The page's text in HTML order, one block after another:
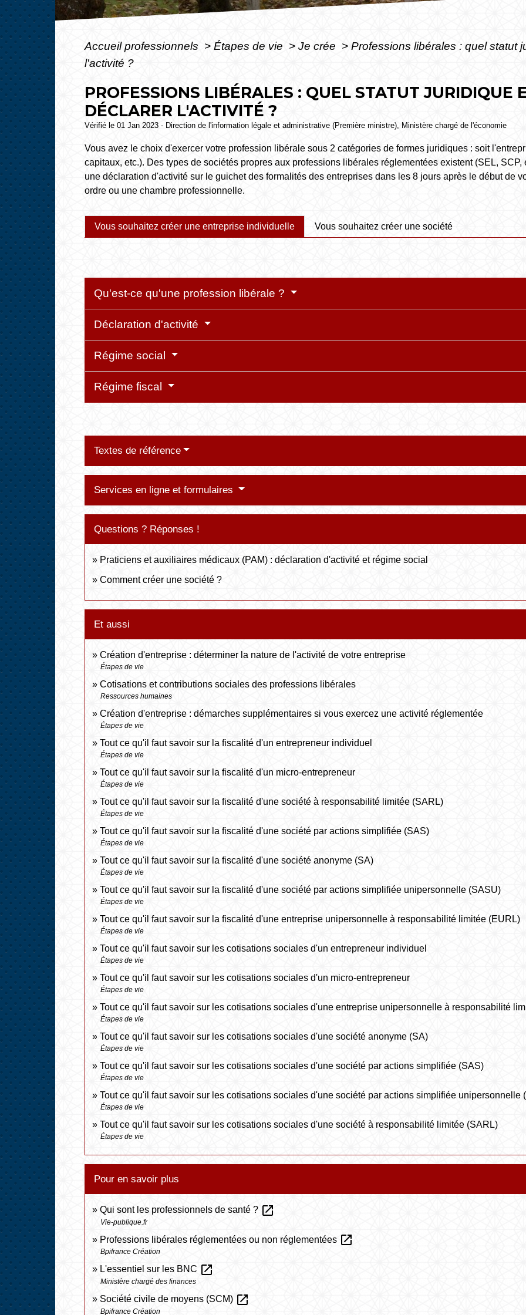
Accueil professionnels > Étapes de vie > Je crée > Professions libérales : quel statut
l'activité ?
PROFESSIONS LIBÉRALES : QUEL STATUT JURIDIQUE
DÉCLARER L'ACTIVITÉ ?
Vérifié le 01 Jan 2023 - Direction de l'information légale et administrative (Première ministre), Ministère chargé de l'économie
Vous avez le choix d'exercer votre profession libérale sous 2 catégories de formes juridiques : soit
capitaux, etc.). Des types de sociétés propres aux professions libérales réglementées existent (SEL,
une déclaration d'activité sur le guichet des formalités des entreprises dans les 8 jours après le début de
ordre ou une chambre professionnelle.
Vous souhaitez créer une entreprise individuelle Vous souhaitez créer une société
Qu'est-ce qu'une profession libérale ?
Déclaration d'activité
Régime social
Régime fiscal
Textes de référence
Services en ligne et formulaires
Questions ? Réponses !
Praticiens et auxiliaires médicaux (PAM) : déclaration d'activité et régime social
Comment créer une société ?
Et aussi
Création d'entreprise : déterminer la nature de l'activité de votre entreprise
Étapes de vie
Cotisations et contributions sociales des professions libérales
Ressources humaines
Création d'entreprise : démarches supplémentaires si vous exercez une activité réglementée
Étapes de vie
Tout ce qu'il faut savoir sur la fiscalité d'un entrepreneur individuel
Étapes de vie
Tout ce qu'il faut savoir sur la fiscalité d'un micro-entrepreneur
Étapes de vie
Tout ce qu'il faut savoir sur la fiscalité d'une société à responsabilité limitée (SARL)
Étapes de vie
Tout ce qu'il faut savoir sur la fiscalité d'une société par actions simplifiée (SAS)
Étapes de vie
Tout ce qu'il faut savoir sur la fiscalité d'une société anonyme (SA)
Étapes de vie
Tout ce qu'il faut savoir sur la fiscalité d'une société par actions simplifiée unipersonnelle (SASU)
Étapes de vie
Tout ce qu'il faut savoir sur la fiscalité d'une entreprise unipersonnelle à responsabilité limitée (EURL)
Étapes de vie
Tout ce qu'il faut savoir sur les cotisations sociales d'un entrepreneur individuel
Étapes de vie
Tout ce qu'il faut savoir sur les cotisations sociales d'un micro-entrepreneur
Étapes de vie
Tout ce qu'il faut savoir sur les cotisations sociales d'une entreprise unipersonnelle à responsabilité
Étapes de vie
Tout ce qu'il faut savoir sur les cotisations sociales d'une société anonyme (SA)
Étapes de vie
Tout ce qu'il faut savoir sur les cotisations sociales d'une société par actions simplifiée (SAS)
Étapes de vie
Tout ce qu'il faut savoir sur les cotisations sociales d'une société par actions simplifiée unipersonnelle
Étapes de vie
Tout ce qu'il faut savoir sur les cotisations sociales d'une société à responsabilité limitée (SARL)
Étapes de vie
Pour en savoir plus
Qui sont les professionnels de santé ? open_in_new
Vie-publique.fr
Professions libérales réglementées ou non réglementées open_in_new
Bpifrance Création
L'essentiel sur les BNC open_in_new
Ministère chargé des finances
Société civile de moyens (SCM) open_in_new
Bpifrance Création